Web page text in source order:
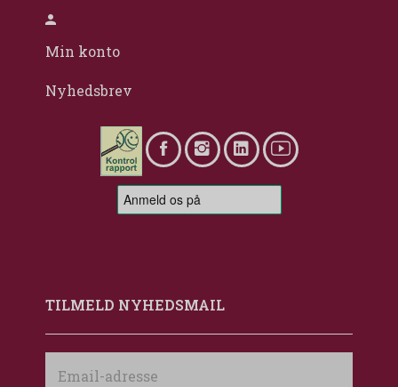
Min konto
Nyhedsbrev
TILMELD NYHEDSMAIL
adresse